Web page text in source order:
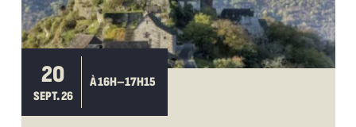
20
SEPT. 26
À 16H–17H15